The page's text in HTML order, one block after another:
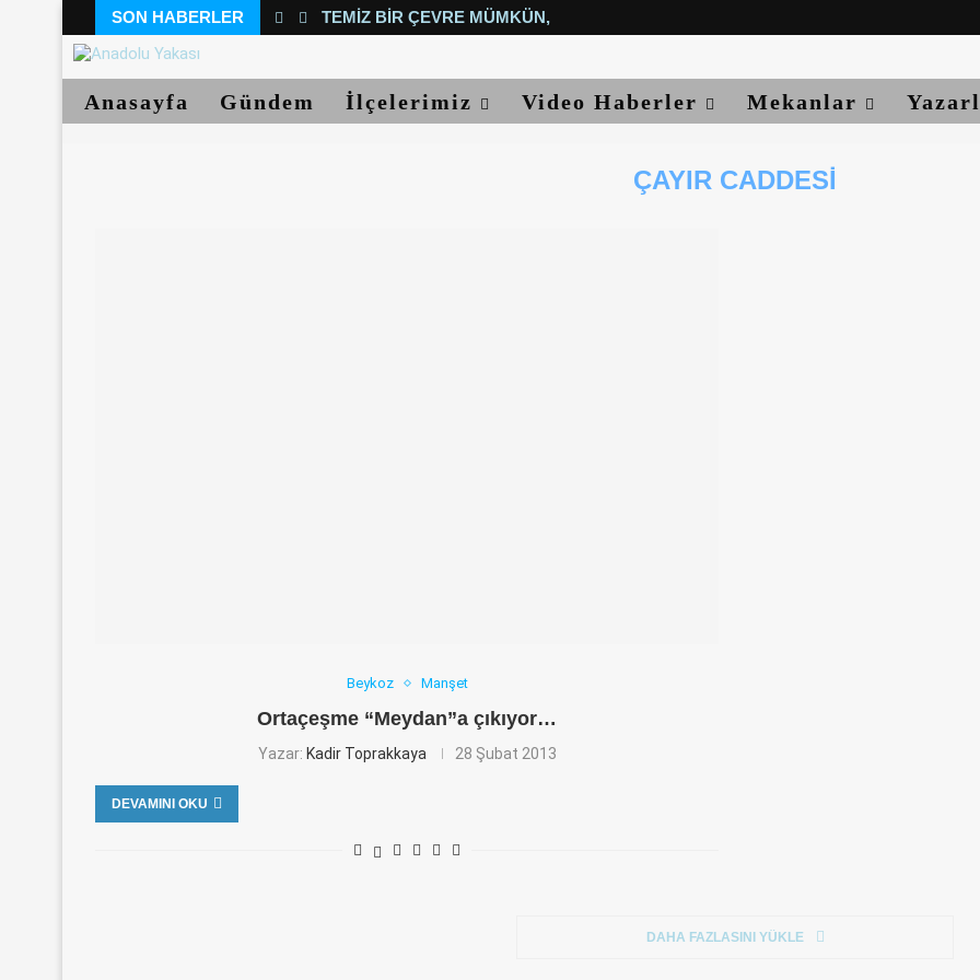
SON HABERLER TEMIZ BIR ÇEVRE MÜMKÜN, YETER...
Anasayfa Gündem İlçelerimiz Video Haberler Mekanlar
ÇAYIR CADDESI
Beykoz Manşet
Ortaçeşme “Meydan”a çıkıyor…
Yazar: Kadir Toprakkaya 28 Şubat 2013
DEVAMINI OKU
DAHA FAZLASINI YÜKLE